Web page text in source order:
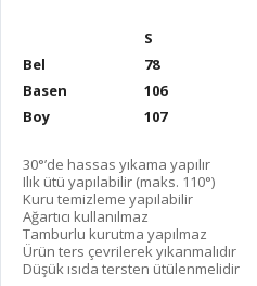
S
Bel
78
Basen
106
Boy
107
30°’de hassas yıkama yapılır
Ilık ütü yapılabilir (maks. 110°)
Kuru temizleme yapılabilir
Ağartıcı kullanılmaz
Tamburlu kurutma yapılmaz
Ürün ters çevrilerek yıkanmalıdır
Düşük ısıda tersten ütülenmelidir